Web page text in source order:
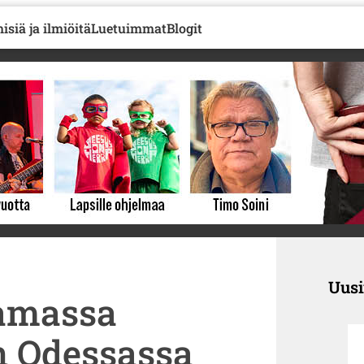
ja ilmiöitäLuetuimmatBlogit